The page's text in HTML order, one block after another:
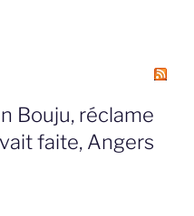
Bouju, réclame
faite, Angers